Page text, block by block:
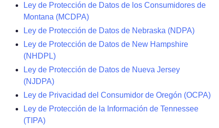
Ley de Protección de Datos de los Consumidores de
Montana (MCDPA)
Ley de Protección de Datos de Nebraska (NDPA)
Ley de Protección de Datos de New Hampshire
(NHDPL)
Ley de Protección de Datos de Nueva Jersey
(NJDPA)
Ley de Privacidad del Consumidor de Oregón (OCPA)
Ley de Protección de la Información de Tennessee
(TIPA)